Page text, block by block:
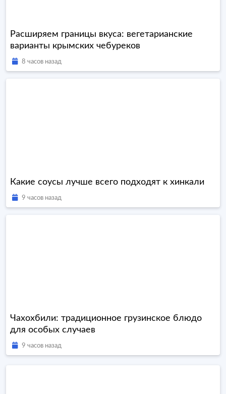
Расширяем границы вкуса: вегетарианские
варианты крымских чебуреков
8 часов назад
Какие соусы лучше всего подходят к хинкали
9 часов назад
Чахохбили: традиционное грузинское блюдо
для особых случаев
9 часов назад